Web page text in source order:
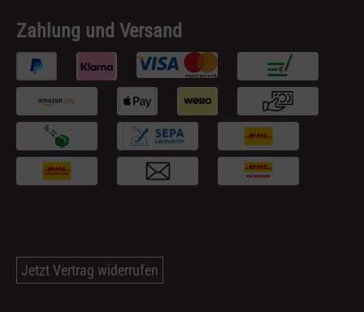
Zahlung und Versand
Jetzt Vertrag widerrufen